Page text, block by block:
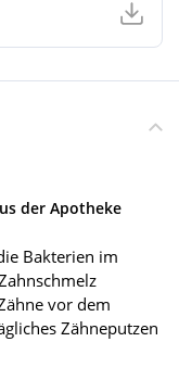
der Apotheke
Bakterien im
vor dem
Zähneputzen